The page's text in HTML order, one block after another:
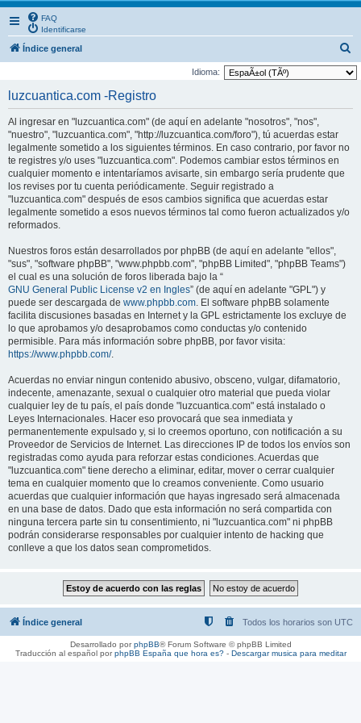
FAQ
Identificarse
Índice general
u
Idioma:
luzcuantica.com -Registro
Al ingresar en "luzcuantica.com" (de aquí en adelante "nosotros", "nos",
"nuestro", "luzcuantica.com", "http://luzcuantica.com/foro"), tú acuerdas estar
legalmente sometido a los siguientes términos. En caso contrario, por favor no
te registres y/o uses "luzcuantica.com". Podemos cambiar estos términos en
cualquier momento e intentaríamos avisarte, sin embargo sería prudente que
los revises por tu cuenta periódicamente. Seguir registrado a
"luzcuantica.com" después de esos cambios significa que acuerdas estar
legalmente sometido a esos nuevos términos tal como fueron actualizados y/o
reformados.
Nuestros foros están desarrollados por phpBB (de aquí en adelante "ellos",
"sus", "software phpBB", "www.phpbb.com", "phpBB Limited", "phpBB Teams")
el cual es una solución de foros liberada bajo la “
GNU General Public License v2 en Ingles” (de aquí en adelante "GPL") y
puede ser descargada de www.phpbb.com. El software phpBB solamente
facilita discusiones basadas en Internet y la GPL estrictamente los excluye de
lo que aprobamos y/o desaprobamos como conductas y/o contenido
permisible. Para más información sobre phpBB, por favor visita:
https://www.phpbb.com/.
Acuerdas no enviar ningun contenido abusivo, obsceno, vulgar, difamatorio,
indecente, amenazante, sexual o cualquier otro material que pueda violar
cualquier ley de tu país, el país donde "luzcuantica.com" está instalado o
Leyes Internacionales. Hacer eso provocará que sea inmediata y
permanentemente expulsado y, si lo creemos oportuno, con notificación a su
Proveedor de Servicios de Internet. Las direcciones IP de todos los envíos son
registradas como ayuda para reforzar estas condiciones. Acuerdas que
"luzcuantica.com" tiene derecho a eliminar, editar, mover o cerrar cualquier
tema en cualquier momento que lo creamos conveniente. Como usuario
acuerdas que cualquier información que hayas ingresado será almacenada
en una base de datos. Dado que esta información no será compartida con
ninguna tercera parte sin tu consentimiento, ni "luzcuantica.com" ni phpBB
podrán considerarse responsables por cualquier intento de hacking que
conlleve a que los datos sean comprometidos.
Índice general Todos los horarios son UTC
Desarrollado porphpBB® Forum Software © phpBB Limited
Traducción al español porphpBB España que hora es?- Descargar musica para meditar